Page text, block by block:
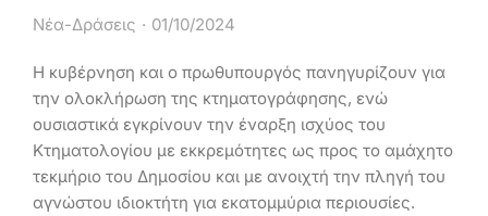
Νέα-Δράσεις 01/10/2024
Η κυβέρνηση και ο πρωθυπουργός πανηγυρίζουν για
την ολοκλήρωση της κτηματογράφησης, ενώ
ουσιαστικά εγκρίνουν την έναρξη ισχύος του
Κτηματολογίου με εκκρεμότητες ως προς το αμάχητο
τεκμήριο του Δημοσίου και με ανοιχτή την πληγή του
αγνώστου ιδιοκτήτη για εκατομμύρια περιουσίες.